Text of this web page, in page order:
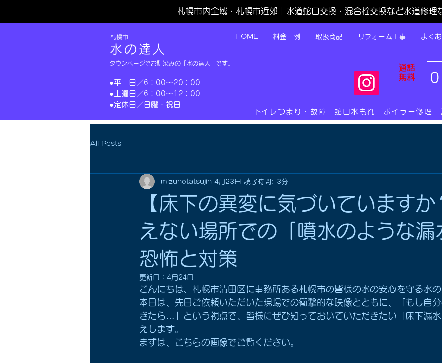
札幌市内全域・札幌市近郊｜水道蛇口交換・混合栓交換など水道修理
HOME 料金一例 取扱商品 リフォーム工事 よく
通話
無料
0
トイレつまり・故障 蛇口水もれ ボイラー修
タウンページでお馴染みの「水の達人」です。
水の達人
​札幌市
​●平 日／6：00～20：00
​●土曜日／6：00～12：00
​●定休日／日曜・祝日​
All Posts
【床下の異変に気づいていますか
えない場所での「噴水のような漏
恐怖と対策
mizunotatsujin 4月23日 読了時間: 3分
更新日： 4月24日
こんにちは、札幌市清田区に事務所ある札幌市の皆様の水の安心を守る水の
本日は、先日ご依頼いただいた現場での衝撃的な映像とともに、「もし自
きたら…」という視点で、皆様にぜひ知っておいていただきたい「床下漏
えします。
まずは、こちらの画像でご覧ください。